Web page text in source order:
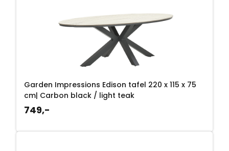
Garden Impressions Edison tafel 220 x 115 x 75
cm| Carbon black / light teak
749,-